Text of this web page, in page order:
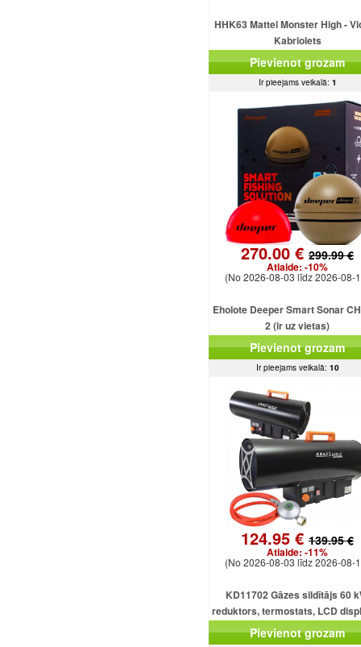
HHK63 Mattel Monster High -
Kabriolets
Pievienot grozam
Ir pieejams veikalā: 1
270.00 € 299.99 €
Atlaide: -10%
(No 2026-08-03 līdz 2026-08-
Eholote Deeper Smart Sonar
2 (ir uz vietas)
Pievienot grozam
Ir pieejams veikalā: 10
124.95 € 139.95 €
Atlaide: -11%
(No 2026-08-03 līdz 2026-08-
KD11702 Gāzes sildītājs 60
reduktors, termostats, LCD
gāzes šļūtene, ventilators
Pievienot grozam